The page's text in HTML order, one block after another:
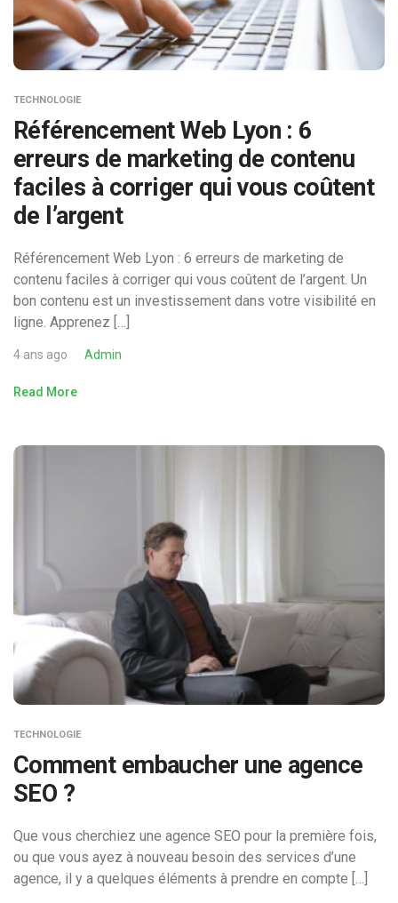
TECHNOLOGIE
Référencement Web Lyon : 6
erreurs de marketing de contenu
faciles à corriger qui vous coûtent
de l’argent
Référencement Web Lyon : 6 erreurs de marketing de
contenu faciles à corriger qui vous coûtent de l’argent. Un
bon contenu est un investissement dans votre visibilité en
ligne. Apprenez […]
4 ans ago Admin
Read More
TECHNOLOGIE
Comment embaucher une agence
SEO ?
Que vous cherchiez une agence SEO pour la première fois,
ou que vous ayez à nouveau besoin des services d’une
agence, il y a quelques éléments à prendre en compte […]